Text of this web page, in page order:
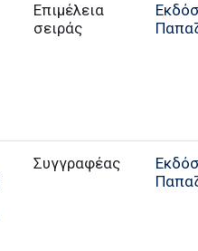
Επιμέλεια
σειράς
Συγγραφέας